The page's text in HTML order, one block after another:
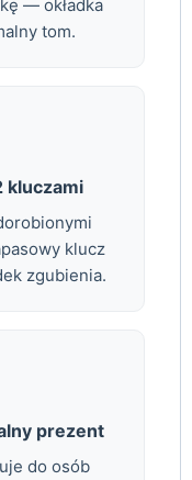
— okładka
tom.
kluczami
klucz
zgubienia.
prezent
do osób